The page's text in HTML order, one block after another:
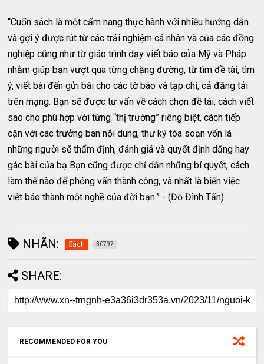
“Cuốn sách là một cẩm nang thực hành với nhiều hướng dẫn
và gợi ý được rút từ các trải nghiệm cá nhân và của các đồng
nghiệp cũng như từ giáo trình dạy viết báo của Mỹ và Pháp
nhằm giúp bạn vượt qua từng chặng đường, từ tìm đề tài, tìm
ý, viết bài đến gửi bài cho các tờ báo và tạp chí, cả đăng tải
trên mạng. Bạn sẽ được tư vấn về cách chọn đề tài, cách viết
sao cho phù hợp với từng “thị trường” riêng biệt, cách tiếp
cận với các trưởng ban nội dung, thư ký tòa soạn vốn là
những người sẽ thẩm định, đánh giá và quyết định dăng hay
gác bài của bạ Bạn cũng được chỉ dẫn những bí quyết, cách
làm thế nào để phỏng vấn thành công, và nhất là biến việc
viết báo thành một nghề của đời bạn.” - (Đỗ Đình Tấn)
NHÃN: Sách 30797
SHARE:
RECOMMENDED FOR YOU